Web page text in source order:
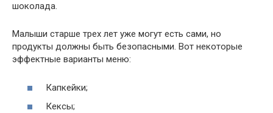
шоколада.
Малыши старше трех лет уже могут есть сами, но
продукты должны быть безопасными. Вот некоторые
эффектные варианты меню:
Капкейки;
Кексы;